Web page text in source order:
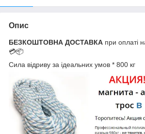
Опис
БЕЗКОШТОВНА ДОСТАВКА при оплаті
💳📦
Сила відриву за ідеальних умов * 800 кг